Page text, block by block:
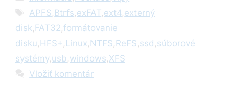
Značky
APFS Btrfs exFAT ext4 externý
disk FAT32 formátovanie
disku HFS+ Linux NTFS ReFS ssd súborové
systémy, usb windows XFS
Vložiť komentár